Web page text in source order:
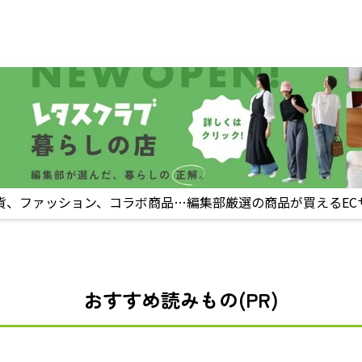
、ファッション、コラボ商品…編集部厳選の商品が買えるEC
おすすめ読みもの(PR)